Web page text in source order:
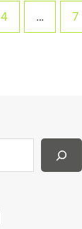
4 … 7